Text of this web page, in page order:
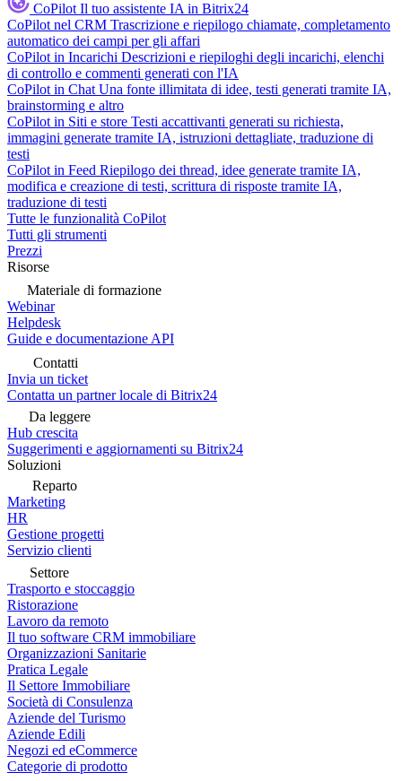
CoPilot Il tuo assistente IA in Bitrix24
CoPilot nel CRM Trascrizione e riepilogo chiamate, completamento
automatico dei campi per gli affari
CoPilot in Incarichi Descrizioni e riepiloghi degli incarichi, elenchi
di controllo e commenti generati con l'IA
CoPilot in Chat Una fonte illimitata di idee, testi generati tramite IA,
brainstorming e altro
CoPilot in Siti e store Testi accattivanti generati su richiesta,
immagini generate tramite IA, istruzioni dettagliate, traduzione di
testi
CoPilot in Feed Riepilogo dei thread, idee generate tramite IA,
modifica e creazione di testi, scrittura di risposte tramite IA,
traduzione di testi
Tutte le funzionalità CoPilot
Tutti gli strumenti
Prezzi
Risorse
Materiale di formazione
Webinar
Helpdesk
Guide e documentazione API
Contatti
Invia un ticket
Contatta un partner locale di Bitrix24
Da leggere
Hub crescita
Suggerimenti e aggiornamenti su Bitrix24
Soluzioni
Reparto
Marketing
HR
Gestione progetti
Servizio clienti
Settore
Trasporto e stoccaggio
Ristorazione
Lavoro da remoto
Il tuo software CRM immobiliare
Organizzazioni Sanitarie
Pratica Legale
Il Settore Immobiliare
Società di Consulenza
Aziende del Turismo
Aziende Edili
Negozi ed eCommerce
Categorie di prodotto